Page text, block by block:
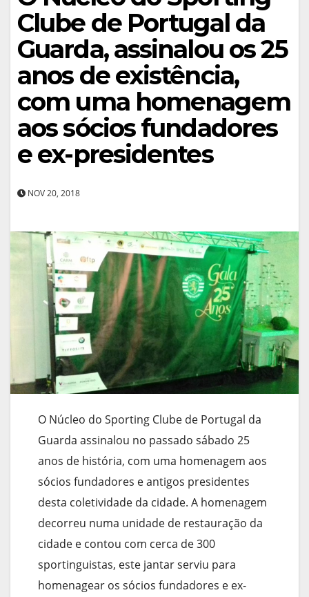
Clube de Portugal da
Guarda, assinalou os 25
anos de existência,
com uma homenagem
aos sócios fundadores
e ex-presidentes
NOV 20, 2018
O Núcleo do Sporting Clube de Portugal da
Guarda assinalou no passado sábado 25
anos de história, com uma homenagem aos
sócios fundadores e antigos presidentes
desta coletividade da cidade. A homenagem
decorreu numa unidade de restauração da
cidade e contou com cerca de 300
sportinguistas, este jantar serviu para
homenagear os sócios fundadores e ex-